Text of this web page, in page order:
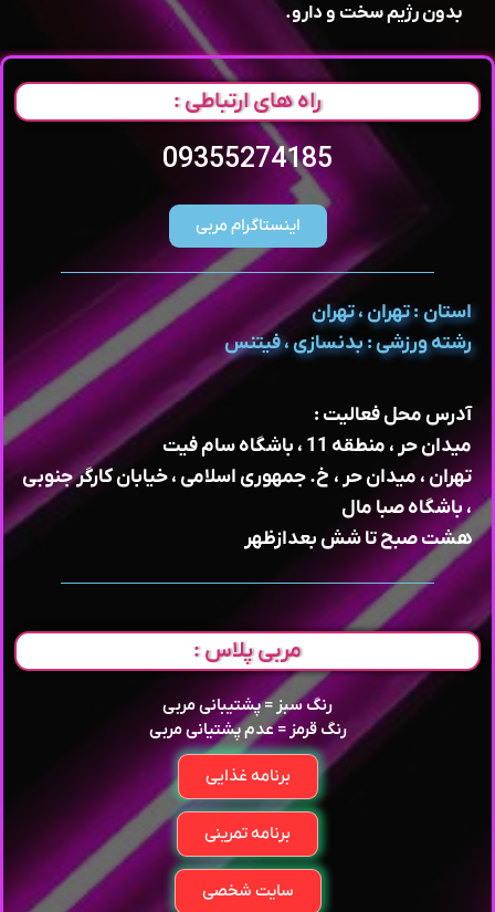
بدون رژیم سخت و دارو.
راه های ارتباطی :
09355274185
اینستاگرام مربی
استان : تهران ، تهران
رشته ورزشی : بدنسازی ، فیتنس
آدرس محل فعالیت :
میدان حر ، منطقه 11 ، باشگاه سام فیت
تهران ، میدان حر ، خ. جمهوری اسلامی ، خیابان کارگر جنوبی
، باشگاه صبا مال
هشت صبح تا شش بعدازظهر
مربی پلاس :
رنگ سبز = پشتیبانی مربی
رنگ قرمز = عدم پشتیانی مربی
برنامه غذایی
برنامه تمرینی
سایت شخصی